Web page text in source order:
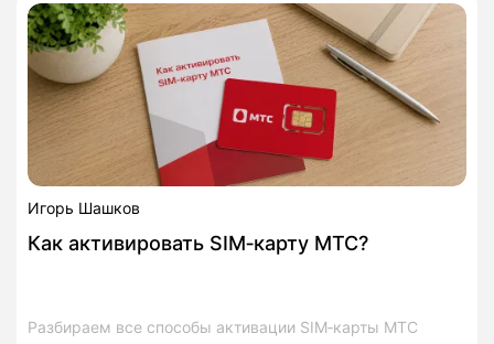
Игорь Шашков
Как активировать SIM‑карту МТС?
Разбираем все способы активации SIM‑карты МТС